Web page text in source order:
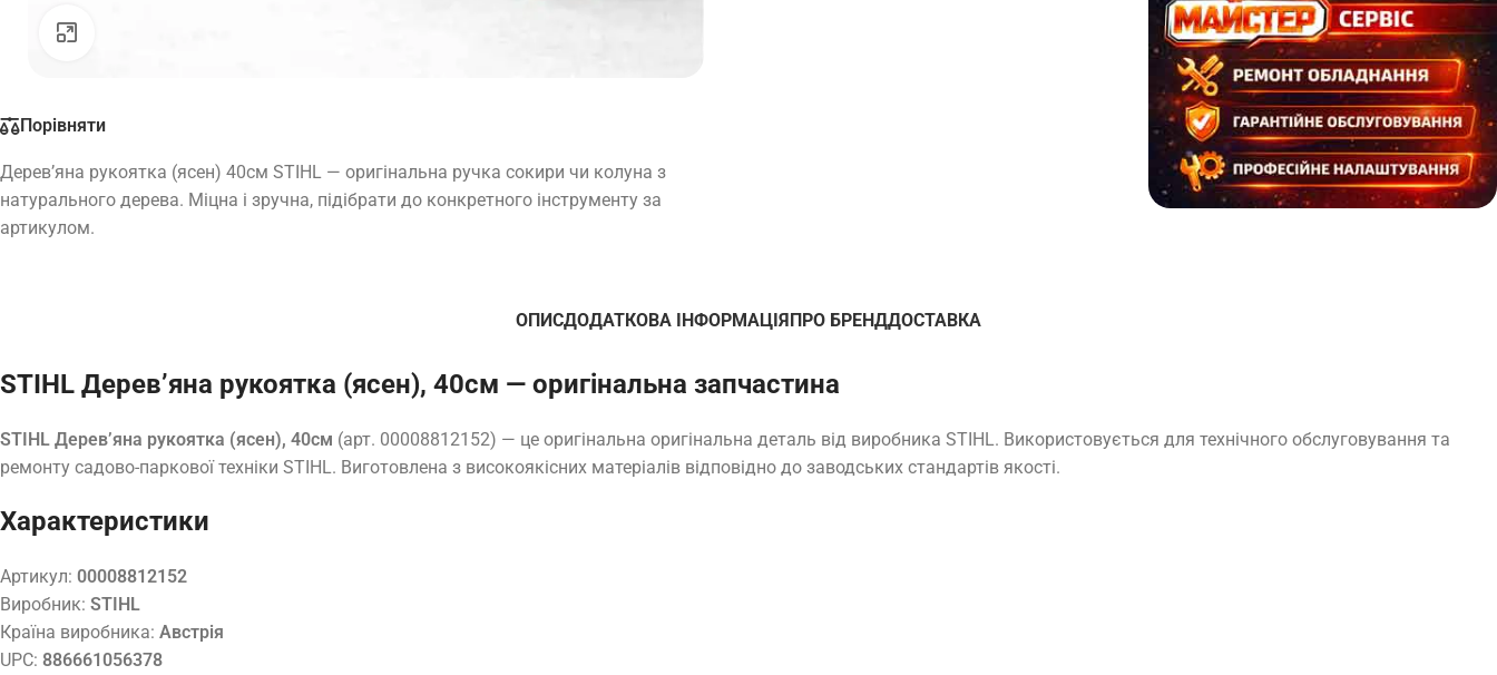
Порівняти
Дерев’яна рукоятка (ясен) 40см STIHL — оригінальна ручка сокири чи колуна з
натурального дерева. Міцна і зручна, підібрати до конкретного інструменту за
артикулом.
ОПИСДОДАТКОВА ІНФОРМАЦІЯПРО БРЕНДДОСТАВКА
STIHL Дерев’яна рукоятка (ясен), 40см — оригінальна запчастина
STIHL Дерев’яна рукоятка (ясен), 40см (арт. 00008812152) — це оригінальна оригінальна деталь від виробника STIHL. Використовується для технічного обслуговування та
ремонту садово-паркової техніки STIHL. Виготовлена з високоякісних матеріалів відповідно до заводських стандартів якості.
Характеристики
Артикул: 00008812152
Виробник: STIHL
Країна виробника: Австрія
UPC: 886661056378